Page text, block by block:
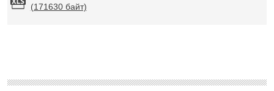
(171630 байт)